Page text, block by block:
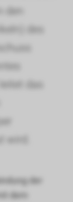
des
das
der
dem